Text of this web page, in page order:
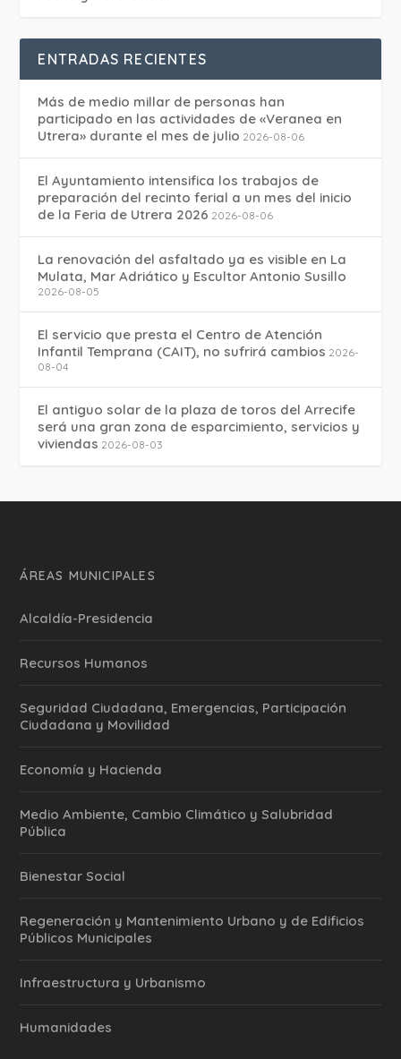
ENTRADAS RECIENTES
Más de medio millar de personas han
participado en las actividades de «Veranea en
Utrera» durante el mes de julio 2026-08-06
El Ayuntamiento intensifica los trabajos de
preparación del recinto ferial a un mes del inicio
de la Feria de Utrera 2026 2026-08-06
La renovación del asfaltado ya es visible en La
Mulata, Mar Adriático y Escultor Antonio Susillo
2026-08-05
El servicio que presta el Centro de Atención
Infantil Temprana (CAIT), no sufrirá cambios 2026-
08-04
El antiguo solar de la plaza de toros del Arrecife
será una gran zona de esparcimiento, servicios y
viviendas 2026-08-03
ÁREAS MUNICIPALES
Alcaldía-Presidencia
Recursos Humanos
Seguridad Ciudadana, Emergencias, Participación
Ciudadana y Movilidad
Economía y Hacienda
Medio Ambiente, Cambio Climático y Salubridad
Pública
Bienestar Social
Regeneración y Mantenimiento Urbano y de Edificios
Públicos Municipales
Infraestructura y Urbanismo
Humanidades